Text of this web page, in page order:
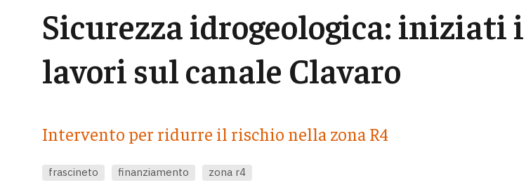
Sicurezza idrogeologica: iniziati i
lavori sul canale Clavaro
Intervento per ridurre il rischio nella zona R4
frascineto finanziamento zona r4